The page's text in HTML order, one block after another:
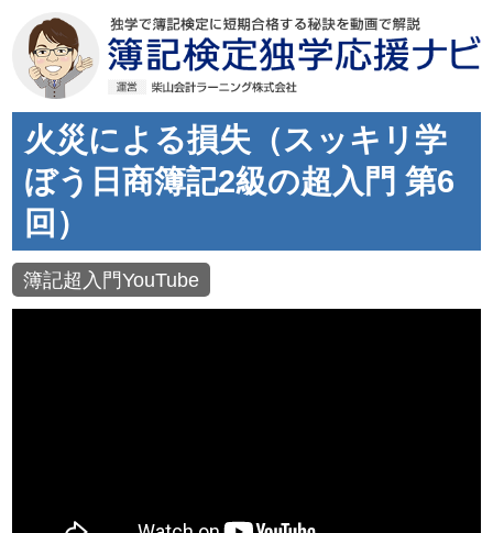
火災による損失（スッキリ学
ぼう日商簿記2級の超入門 第6
回）
簿記超入門YouTube